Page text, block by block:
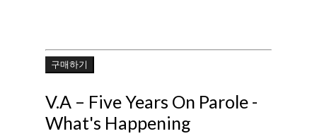
구매하기
V.A ‎– Five Years On Parole -
What's Happening